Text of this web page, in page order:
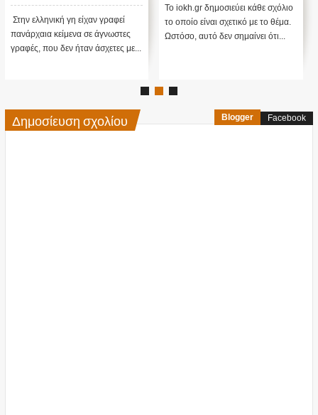
πινακίδα με γράμματα που
έμοιαζαν με ιερογλυφικά της
Αιγύπτου
Στην ελληνική γη είχαν γραφεί
πανάρχαια κείμενα σε άγνωστες
γραφές, που δεν ήταν άσχετες με...
Το iokh.gr δημοσιεύει κάθε σχόλιο
το οποίο είναι σχετικό με το θέμα.
Ωστόσο, αυτό δεν σημαίνει ότι...
Δημοσίευση σχολίου Blogger Facebook